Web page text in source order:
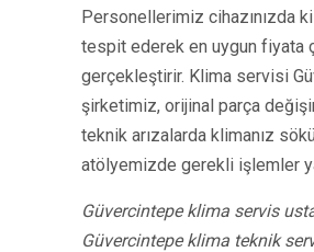
Personellerimiz cihazınızda
tespit ederek en uygun fiyata
gerçekleştirir. Klima servisi
şirketimiz, orijinal parça
teknik arızalarda klimanız
atölyemizde gerekli işlemler
Güvercintepe klima servis
Güvercintepe klima teknik